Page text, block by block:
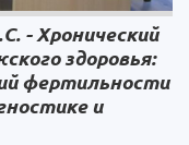
- Хронический
здоровья:
фертильности
и